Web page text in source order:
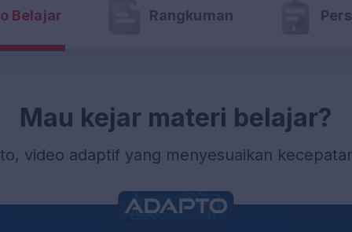
akan masuk pre-order (PO)
estimasi pengiriman W2
Belajar Rangkuman
Mau kejar materi belajar?
video adaptif yang menyesuaikan